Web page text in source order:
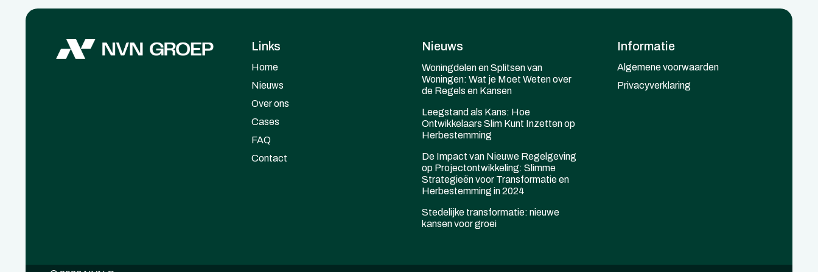
Links
Home
Nieuws
Over ons
Cases
FAQ
Contact
Nieuws
Woningdelen en Splitsen van
Woningen: Wat je Moet Weten over
de Regels en Kansen
Leegstand als Kans: Hoe
Ontwikkelaars Slim Kunt Inzetten op
Herbestemming
De Impact van Nieuwe Regelgeving
op Projectontwikkeling: Slimme
Strategieën voor Transformatie en
Herbestemming in 2024
Stedelijke transformatie: nieuwe
kansen voor groei
Informatie
Algemene voorwaarden
Privacyverklaring